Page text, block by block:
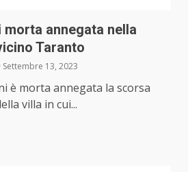
morta annegata nella
Taranto
Settembre 13, 2023
è morta annegata la scorsa
villa in cui...